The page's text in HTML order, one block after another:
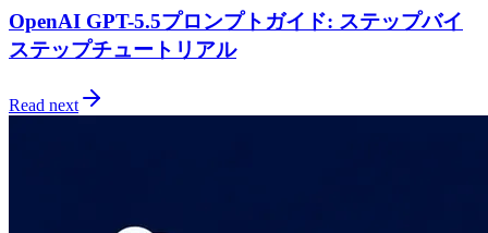
OpenAI GPT-5.5プロンプトガイド: ステップバイ
ステップチュートリアル
Read next